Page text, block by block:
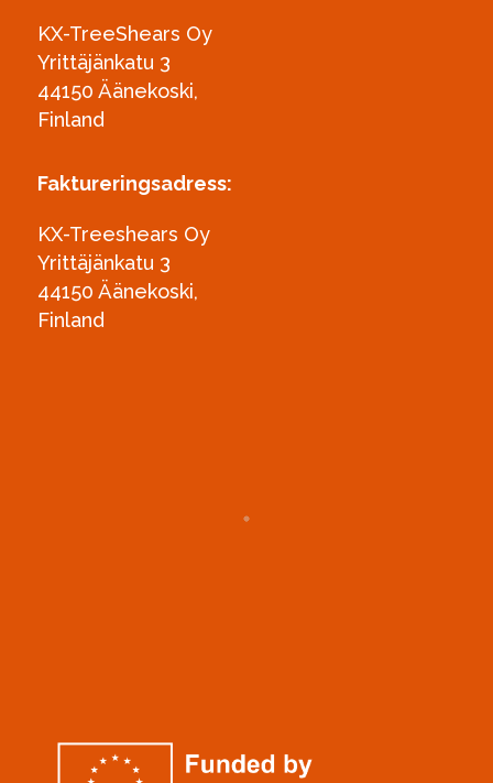
KX-TreeShears Oy
Yrittäjänkatu 3
44150 Äänekoski,
Finland
Faktureringsadress:
KX-Treeshears Oy
Yrittäjänkatu 3
44150 Äänekoski,
Finland